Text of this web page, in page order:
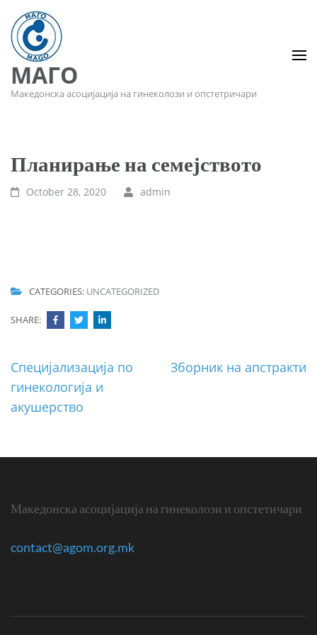
МАГО
Македонска асоцијација на гинеколози и опстетричари
Планирање на семејството
October 28, 2020 admin
CATEGORIES: UNCATEGORIZED
SHARE:
Post
navigation
Специјализација по
гинекологија и
акушерство
Зборник на апстракти
Македонска асоцијација на гинеколози и опстетичари
contact@agom.org.mk